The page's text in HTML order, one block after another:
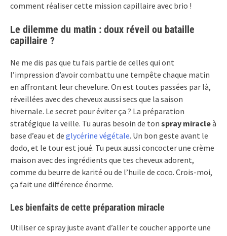
comment réaliser cette mission capillaire avec brio !
Le dilemme du matin : doux réveil ou bataille
capillaire ?
Ne me dis pas que tu fais partie de celles qui ont
l’impression d’avoir combattu une tempête chaque matin
en affrontant leur chevelure. On est toutes passées par là,
réveillées avec des cheveux aussi secs que la saison
hivernale. Le secret pour éviter ça ? La préparation
stratégique la veille. Tu auras besoin de ton spray miracleà
base d’eau et de glycérine végétale. Un bon geste avant le
dodo, et le tour est joué. Tu peux aussi concocter une crème
maison avec des ingrédients que tes cheveux adorent,
comme du beurre de karité ou de l’huile de coco. Crois-moi,
ça fait une différence énorme.
Les bienfaits de cette préparation miracle
Utiliser ce spray juste avant d’aller te coucher apporte une